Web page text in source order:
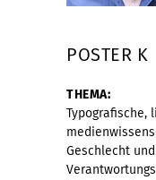
POSTER K
THEMA:
Typografische,
Geschlecht